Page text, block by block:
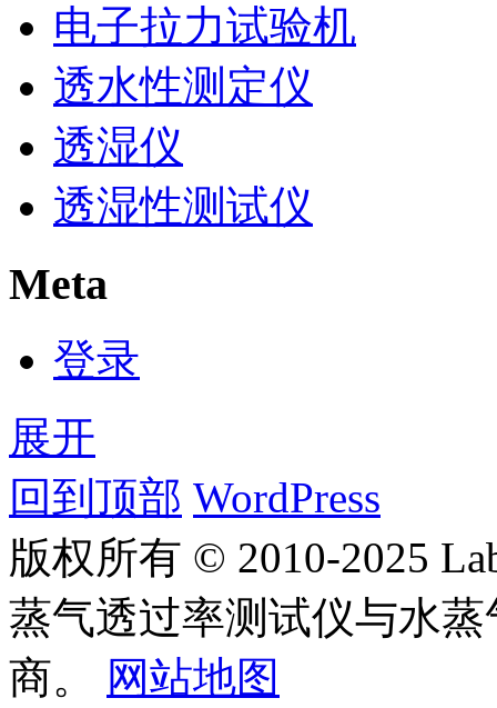
电子拉力试验机
透水性测定仪
透湿仪
透湿性测试仪
Meta
登录
展开
回到顶部 WordPress
版权所有 © 2010-2025
蒸气透过率测试仪与水
商。
网站地图